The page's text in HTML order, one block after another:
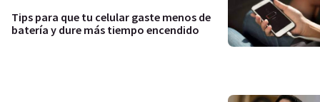
Tips para que tu celular gaste menos de
batería y dure más tiempo encendido